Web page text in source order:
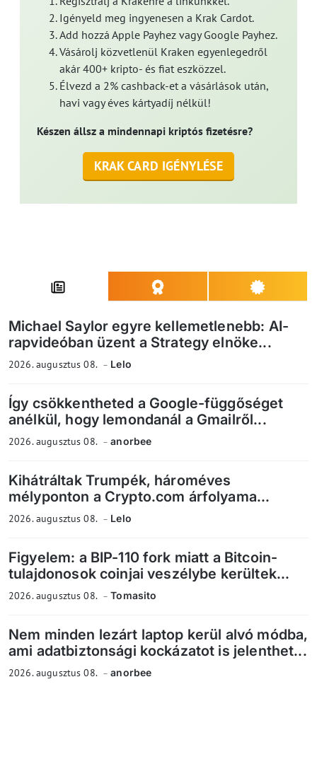
Igényeld meg ingyenesen a Krak Cardot.
Add hozzá Apple Payhez vagy Google Payhez.
Vásárolj közvetlenül Kraken egyenlegedről
akár 400+ kripto- és fiat eszközzel.
Élvezd a 2% cashback-et a vásárlások után,
havi vagy éves kártyadíj nélkül!
Készen állsz a mindennapi kriptós fizetésre?
KRAK CARD IGÉNYLÉSE
Michael Saylor egyre kellemetlenebb: AI-
rapvideóban üzent a Strategy elnöke...
2026. augusztus 08. Lelo
Így csökkentheted a Google-függőséget
anélkül, hogy lemondanál a Gmailről...
2026. augusztus 08. anorbee
Kihátráltak Trumpék, hároméves
mélyponton a Crypto.com árfolyama...
2026. augusztus 08. Lelo
Figyelem: a BIP-110 fork miatt a Bitcoin-
tulajdonosok coinjai veszélybe kerültek...
2026. augusztus 08. Tomasito
Nem minden lezárt laptop kerül alvó módba,
ami adatbiztonsági kockázatot is jelenthet...
2026. augusztus 08. anorbee